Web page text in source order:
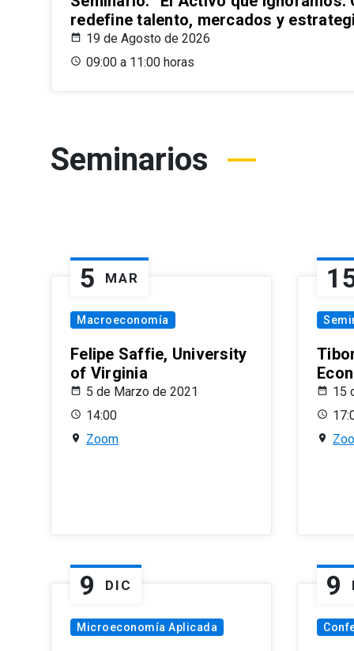
redefine talento, mercados y
19 de Agosto de 2026
09:00 a 11:00 horas
Seminarios
5 MAR
Macroeconomía
Felipe Saffie, University
of Virginia
5 de Marzo de 2021
14:00
Zoom
15
9 DIC
Microeconomía Aplicada
9